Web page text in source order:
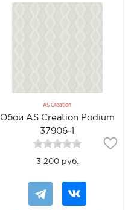
AS Creation
Обои AS Creation Podium
37906-1
3 200 руб.